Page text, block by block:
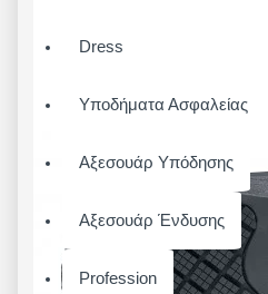
Dress
Υποδήματα Ασφαλείας
Αξεσουάρ Υπόδησης
Αξεσουάρ Ένδυσης
Profession